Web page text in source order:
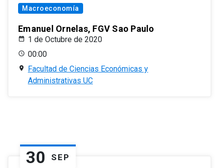
Macroeconomía
Emanuel Ornelas, FGV Sao Paulo
1 de Octubre de 2020
00:00
Facultad de Ciencias Económicas y
Administrativas UC
30 SEP